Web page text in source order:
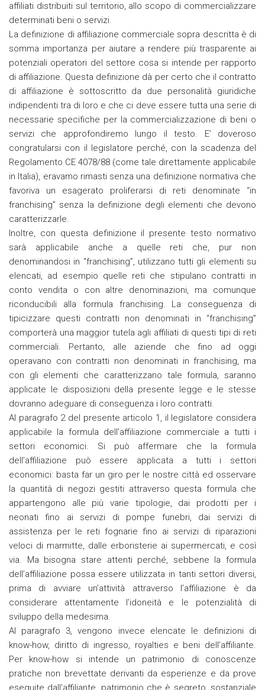
affiliati distribuiti sul territorio, allo scopo di commercializzare
determinati beni o servizi.
La definizione di affiliazione commerciale sopra descritta è di
somma importanza per aiutare a rendere più trasparente ai
potenziali operatori del settore cosa si intende per rapporto
di affiliazione. Questa definizione dà per certo che il contratto
di affiliazione è sottoscritto da due personalità giuridiche
indipendenti tra di loro e che ci deve essere tutta una serie di
necessarie specifiche per la commercializzazione di beni o
servizi che approfondiremo lungo il testo. E’ doveroso
congratularsi con il legislatore perché, con la scadenza del
Regolamento CE 4078/88 (come tale direttamente applicabile
in Italia), eravamo rimasti senza una definizione normativa che
favoriva un esagerato proliferarsi di reti denominate “in
franchising” senza la definizione degli elementi che devono
caratterizzarle.
Inoltre, con questa definizione il presente testo normativo
sarà applicabile anche a quelle reti che, pur non
denominandosi in “franchising”, utilizzano tutti gli elementi su
elencati, ad esempio quelle reti che stipulano contratti in
conto vendita o con altre denominazioni, ma comunque
riconducibili alla formula franchising. La conseguenza di
tipicizzare questi contratti non denominati in “franchising”
comporterà una maggior tutela agli affiliati di questi tipi di reti
commerciali. Pertanto, alle aziende che fino ad oggi
operavano con contratti non denominati in franchising, ma
con gli elementi che caratterizzano tale formula, saranno
applicate le disposizioni della presente legge e le stesse
dovranno adeguare di conseguenza i loro contratti.
Al paragrafo 2 del presente articolo 1, il legislatore considera
applicabile la formula dell’affiliazione commerciale a tutti i
settori economici. Si può affermare che la formula
dell’affiliazione può essere applicata a tutti i settori
economici: basta far un giro per le nostre città ed osservare
la quantità di negozi gestiti attraverso questa formula che
appartengono alle più varie tipologie, dai prodotti per i
neonati fino ai servizi di pompe funebri, dai servizi di
assistenza per le reti fognarie fino ai servizi di riparazioni
veloci di marmitte, dalle erboristerie ai supermercati, e così
via. Ma bisogna stare attenti perché, sebbene la formula
dell’affiliazione possa essere utilizzata in tanti settori diversi,
prima di avviare un’attività attraverso l’affiliazione è da
considerare attentamente l’idoneità e le potenzialità di
sviluppo della medesima.
Al paragrafo 3, vengono invece elencate le definizioni di
know-how, diritto di ingresso, royalties e beni dell’affiliante.
Per know-how si intende un patrimonio di conoscenze
pratiche non brevettate derivanti da esperienze e da prove
eseguite dall’affiliante, patrimonio che è segreto, sostanziale